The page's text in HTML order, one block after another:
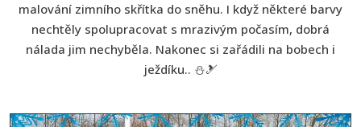
malování zimního skřítka do sněhu. I když některé barvy
nechtěly spolupracovat s mrazivým počasím, dobrá
nálada jim nechyběla. Nakonec si zařádili na bobech i
ježdíku.. ⛄🎿